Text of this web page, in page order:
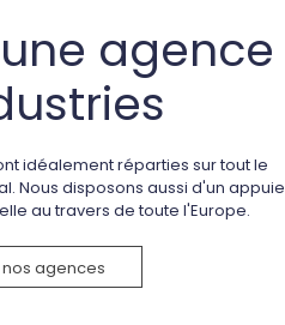
agence
idéalement réparties sur tout le
Nous disposons aussi d'un appuie
au travers de toute l'Europe.
agences